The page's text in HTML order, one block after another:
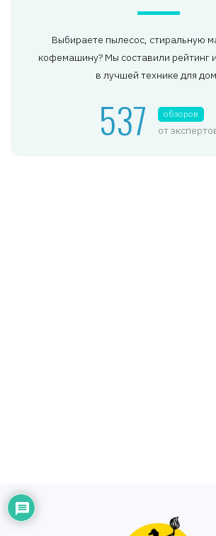
Выбираете пылесос, стиральную
кофемашину? Мы составили рейтинг
в лучшей технике для
537 обзоров
от